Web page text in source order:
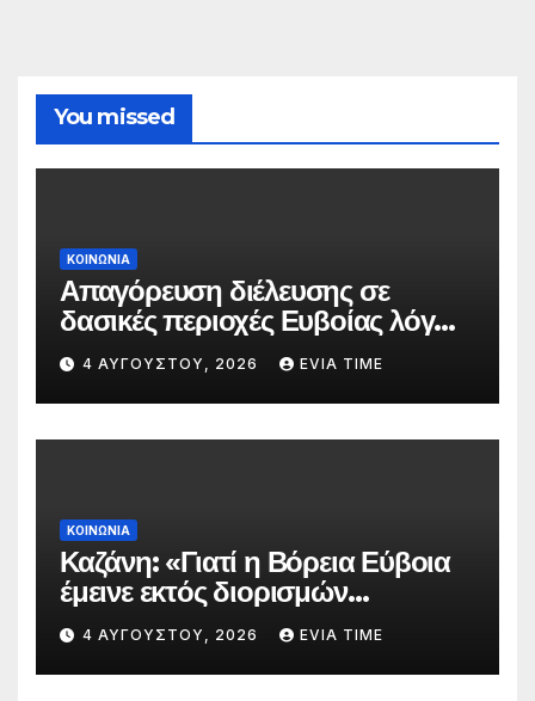
You missed
ΚΟΙΝΩΝΙΑ
Απαγόρευση διέλευσης σε
δασικές περιοχές Ευβοίας λόγω
πολύ υψηλού κινδύνου
πυρκαγιάς
4 ΑΥΓΟΎΣΤΟΥ, 2026 EVIA TIME
ΚΟΙΝΩΝΙΑ
Καζάνη: «Γιατί η Βόρεια Εύβοια
έμεινε εκτός διορισμών
δασκάλων;»
4 ΑΥΓΟΎΣΤΟΥ, 2026 EVIA TIME